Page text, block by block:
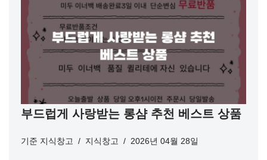
부드럽게 사랑받는 롱샴 추천 베스트 상품
기준 지식창고 지식창고 2026년 04월 28일